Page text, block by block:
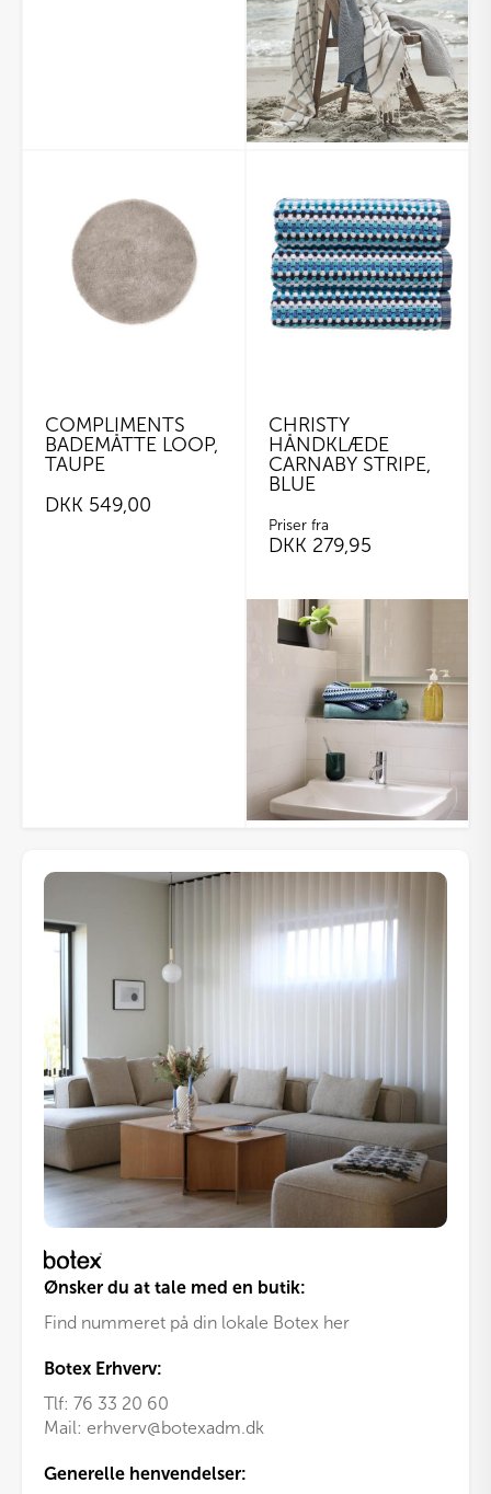
COMPLIMENTS
BADEMÅTTE LOOP,
TAUPE
DKK 549,00
CHRISTY
HÅNDKLÆDE
CARNABY STRIPE,
BLUE
Priser fra
DKK 279,95
varianter.
vælges
på
varesiden
Ønsker du at tale med en butik:
Find nummeret på din lokale Botex her
Botex Erhverv:
Tlf: 76 33 20 60
Mail: erhverv@botexadm.dk
Generelle henvendelser: